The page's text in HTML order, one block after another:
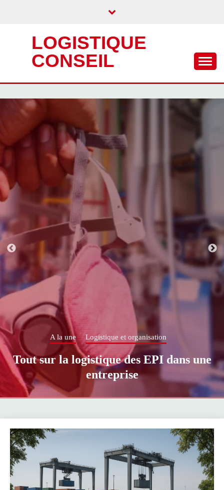
LOGISTIQUE
CONSEIL
Logistique et organisation
logistique des EPI dans une
entreprise
ou